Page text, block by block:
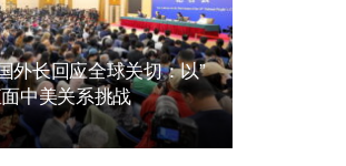
外长回应全球关切：以”
中美关系挑战